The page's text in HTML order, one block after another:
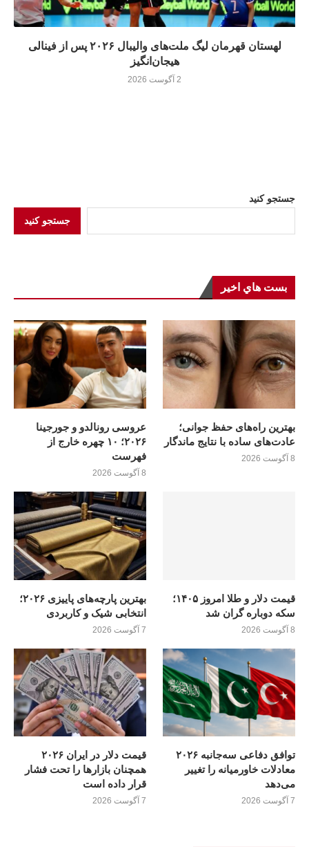
لهستان قهرمان لیگ ملت‌های والیبال ۲۰۲۶ پس از فینالی
هیجان‌انگیز
2 آگوست 2026
جستجو کنید
جستجو کنید
بست هاي اخير
بهترین راه‌های حفظ جوانی؛
عادت‌های ساده با نتایج ماندگار
8 آگوست 2026
عروسی رونالدو و جورجینا
۲۰۲۶؛ ۱۰ چهره خارج از
فهرست
8 آگوست 2026
قیمت دلار و طلا امروز ۱۴۰۵؛
سکه دوباره گران شد
8 آگوست 2026
بهترین پارچه‌های پاییزی ۲۰۲۶؛
انتخابی شیک و کاربردی
7 آگوست 2026
توافق دفاعی سه‌جانبه ۲۰۲۶
معادلات خاورمیانه را تغییر
می‌دهد
7 آگوست 2026
قیمت دلار در ایران ۲۰۲۶
همچنان بازارها را تحت فشار
قرار داده است
7 آگوست 2026